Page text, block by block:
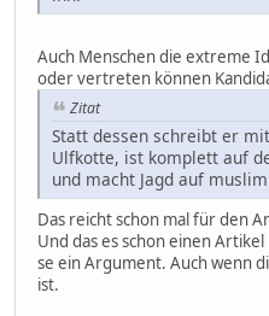
Auch Menschen die extreme
oder vertreten können
Zitat
Statt dessen schreibt er
Ulfkotte, ist komplett auf
und macht Jagd auf
Das reicht schon mal für den
Und das es schon einen
se ein Argument. Auch wenn
ist.